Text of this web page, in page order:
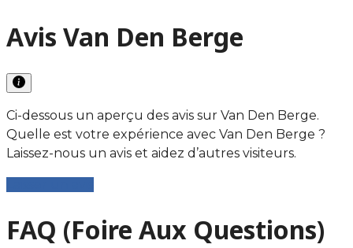
Avis Van Den Berge
Ci-dessous un aperçu des avis sur Van Den Berge.
Quelle est votre expérience avec Van Den Berge ?
Laissez-nous un avis et aidez d’autres visiteurs.
FAQ (Foire Aux Questions)